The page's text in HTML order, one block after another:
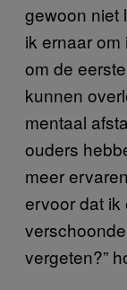
gewoon niet
ik ernaar
om de
kunnen
mentaal
ouders
meer
ervoor dat ik
vergeten?”